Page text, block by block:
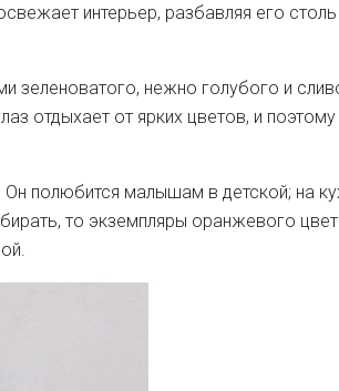
интерьер, разбавляя его
зеленоватого, нежно голубого и
отдыхает от ярких цветов, и
полюбится малышам в детской; на
то экземпляры оранжевого